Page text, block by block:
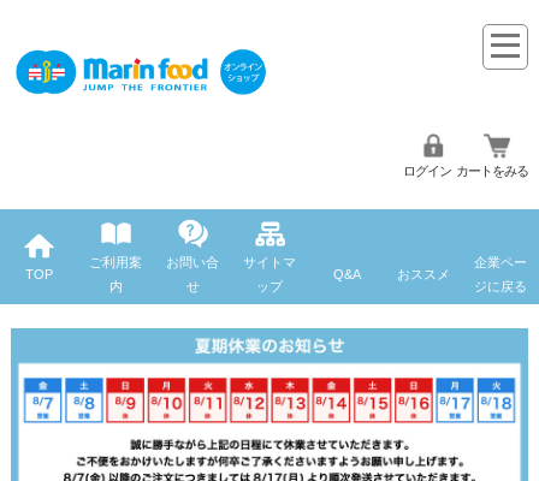
ログイン カートをみる
TOP
ご利用案
内
お問い合
せ
サイトマ
ップ
Q&A おススメ
企業ペー
ジに戻る